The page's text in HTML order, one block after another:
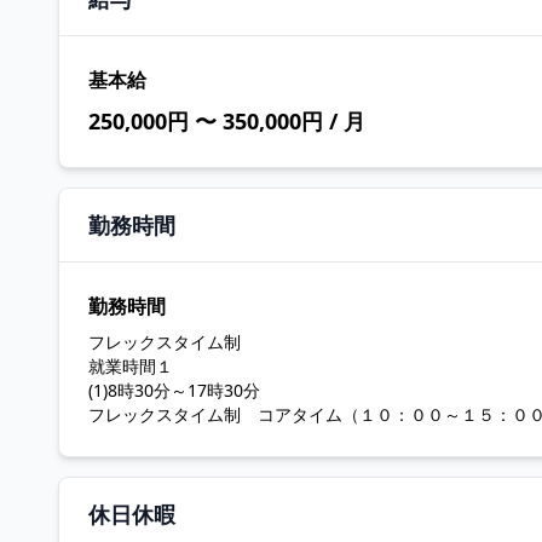
基本給
250,000円 〜 350,000円 / 月
勤務時間
勤務時間
フレックスタイム制
就業時間１
(1)8時30分～17時30分
フレックスタイム制 コアタイム（１０：００～１５：０
休日休暇